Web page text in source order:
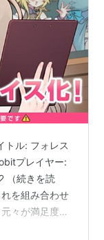
トル: フォレス
プレイヤー:
続きを読
を組み合わせ
々が満足度